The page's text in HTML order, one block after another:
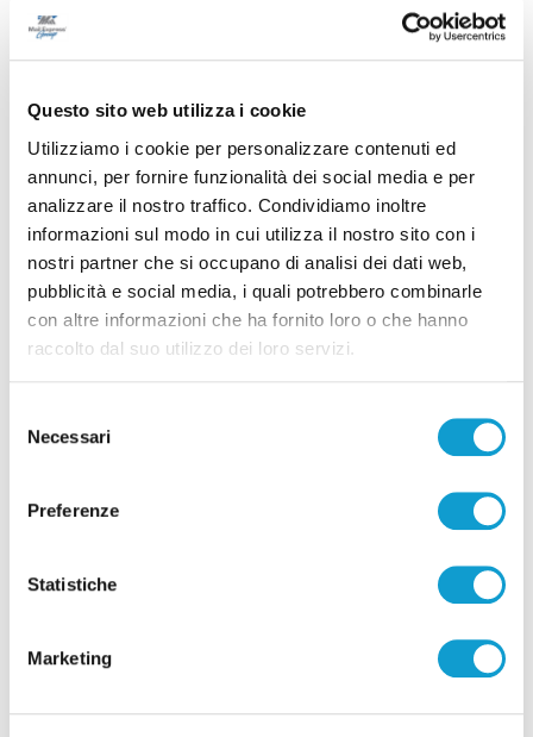
Questo sito web utilizza i cookie
Utilizziamo i cookie per personalizzare contenuti ed
annunci, per fornire funzionalità dei social media e per
analizzare il nostro traffico. Condividiamo inoltre
informazioni sul modo in cui utilizza il nostro sito con i
nostri partner che si occupano di analisi dei dati web,
pubblicità e social media, i quali potrebbero combinarle
con altre informazioni che ha fornito loro o che hanno
raccolto dal suo utilizzo dei loro servizi.
delNecessari
Preferenze
Statistiche
Marketing
Sant’Elpidio a Mare - Un naso rosso
16/10/2024
1(current)
Pubblicità